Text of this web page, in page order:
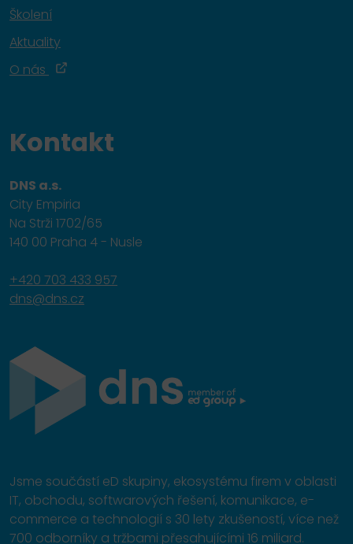
Školení
Aktuality
O nás
Kontakt
DNS a.s.
City Empiria
Na Strži 1702/65
140 00 Praha 4 - Nusle
+420 703 433 957
dns@dns.cz
Jsme součástí eD skupiny, ekosystému firem v oblasti
IT, obchodu, softwarových řešení, komunikace, e-
commerce a technologií s 30 lety zkušeností, více než
700 odborníky a tržbami přesahujícími 16 miliard.